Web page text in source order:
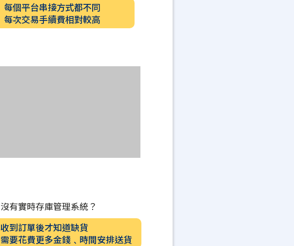
每個平台串接方式都不同
每次交易手續費相對較高
沒有實時存庫管理系統？
收到訂單後才知道缺貨
需要花費更多金錢﹑時間安排送貨